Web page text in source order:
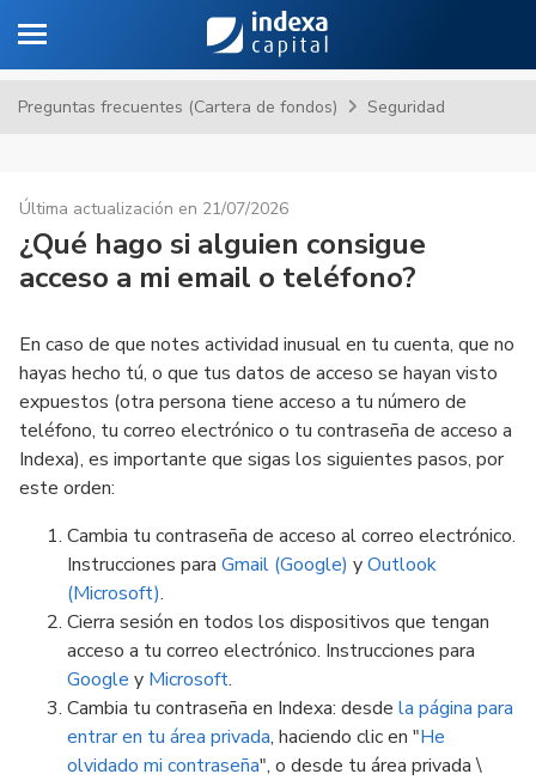
Toggle navigation
Preguntas frecuentes (Cartera de fondos) Seguridad
Última actualización en 21/07/2026
¿Qué hago si alguien consigue
acceso a mi email o teléfono?
En caso de que notes actividad inusual en tu cuenta, que no
hayas hecho tú, o que tus datos de acceso se hayan visto
expuestos (otra persona tiene acceso a tu número de
teléfono, tu correo electrónico o tu contraseña de acceso a
Indexa), es importante que sigas los siguientes pasos, por
este orden:
Cambia tu contraseña de acceso al correo electrónico.
Instrucciones para Gmail (Google) yOutlook
(Microsoft).
Cierra sesión en todos los dispositivos que tengan
acceso a tu correo electrónico. Instrucciones para
Google y Microsoft.
Cambia tu contraseña en Indexa: desde la página para
entrar en tu área privada, haciendo clic en "He
olvidado mi contraseña", o desde tu área privada \